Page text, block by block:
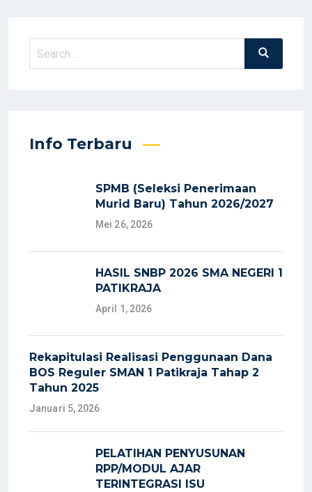
Search
for:
Search
Info Terbaru
SPMB (Seleksi Penerimaan
Murid Baru) Tahun 2026/2027
Mei 26, 2026
HASIL SNBP 2026 SMA NEGERI 1
PATIKRAJA
April 1, 2026
Rekapitulasi Realisasi Penggunaan Dana
BOS Reguler SMAN 1 Patikraja Tahap 2
Tahun 2025
Januari 5, 2026
PELATIHAN PENYUSUNAN
RPP/MODUL AJAR
TERINTEGRASI ISU